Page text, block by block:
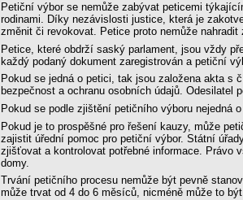
Petiční výbor se nemůže zabývat peticemi
rodinami. Díky nezávislosti justice, která je
změnit či revokovat. Petice proto nemůže
Petice, které obdrží saský parlament, jsou vždy
každý podaný dokument zaregistrován a petiční
Pokud se jedná o petici, tak jsou založena akta s
bezpečnost a ochranu osobních údajů. Odesilatel
Pokud se podle zjištění petičního výboru nejedná
Pokud je to prospěšné pro řešení kauzy, může
zajistit úřední pomoc pro petiční výbor. Státní
zjišťovat a kontrolovat potřebné informace. Právo
domy.
Trvání petičního procesu nemůže být pevně
může trvat od 4 do 6 měsíců, nicméně může to